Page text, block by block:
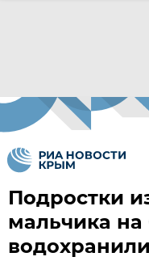
Подростки
мальчика